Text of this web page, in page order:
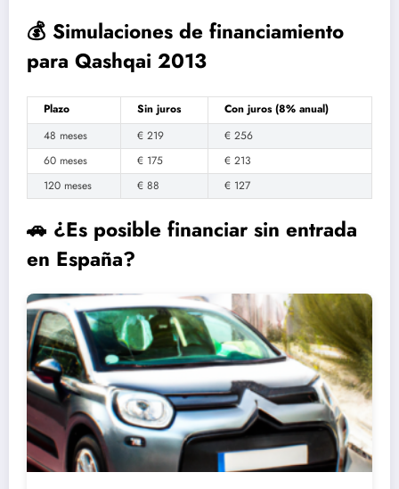
💰 Simulaciones de financiamiento
para Qashqai 2013
Plazo Sin juros
Con juros (8% anual)
48 meses
€ 219
€ 256
60 meses
€ 175
€ 213
120 meses
€ 88 € 127
🚗 ¿Es posible financiar sin entrada
en España?